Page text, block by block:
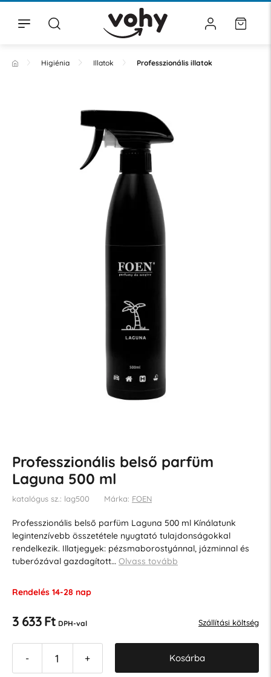
Higiénia Illatok Professzionális illatok
Professzionális belső parfüm
Laguna 500 ml
katalógus sz.: lag500 Márka: FOEN
Professzionális belső parfüm Laguna 500 ml Kínálatunk
legintenzívebb összetétele nyugtató tulajdonságokkal
rendelkezik. Illatjegyek: pézsmaborostyánnal, jázminnal és
tuberózával gazdagított… Olvass tovább
Rendelés 14-28 nap
3 633 Ft DPH-val Szállítási költség
- + Kosárba